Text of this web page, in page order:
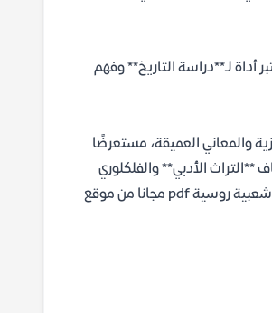
أداة لـ**دراسة التاريخ** وفهم
والمعاني العميقة، مستعرضًا
الأدبي** والفلكلوري
الغني، وتقديم دروس خالدة عن الحياة والشجاعة والحكمة. يمكنك تحميل الكتاب كتاب بابا ياجا حكايات شعبية روسية pdf مجانا من موقع